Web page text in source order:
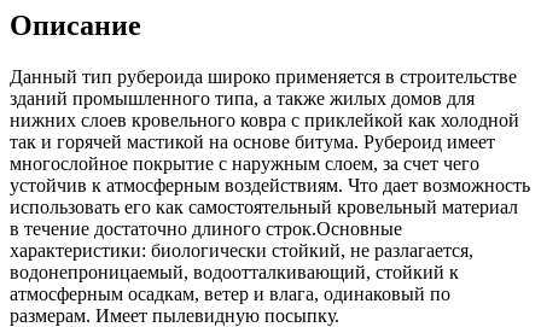
Описание
Данный тип рубероида широко применяется в строительстве
зданий промышленного типа, а также жилых домов для
нижних слоев кровельного ковра с приклейкой как холодной
так и горячей мастикой на основе битума. Рубероид имеет
многослойное покрытие с наружным слоем, за счет чего
устойчив к атмосферным воздействиям. Что дает возможность
использовать его как самостоятельный кровельный материал
в течение достаточно длиного строк.Основные
характеристики: биологически стойкий, не разлагается,
водонепроницаемый, водоотталкивающий, стойкий к
атмосферным осадкам, ветер и влага, одинаковый по
размерам. Имеет пылевидную посыпку.